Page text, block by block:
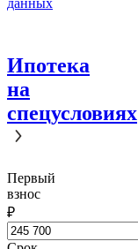
данных
Ипотека
на
спецусловиях
Первый
взнос
₽